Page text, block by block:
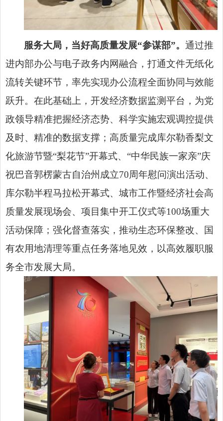
服务大局，当好高质量发展“参谋部”。通过推
进内部办公与电子政务内网融合，打通文件无纸化
流转关键环节，率先实现办公流程全面协同与效能
跃升。在此基础上，开发经济数据监测平台，为党
政领导精准把握经济态势、科学实施宏观调控提供
及时、精准的数据支撑；高质量完成库尔勒香梨文
化旅游节暨“梨花节”开幕式、“中华民族一家亲”庆
祝巴音郭楞蒙古自治州成立70周年慰问演出活动、
库尔勒半程马拉松开幕式、城市工作暨经济社会高
质量发展现场会、项目集中开工仪式等100场重大
活动保障；强化督查落实，推动生态环保整改、国
有农用地清理等重点任务落地见效，以高效履职服
务全市发展大局。